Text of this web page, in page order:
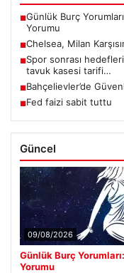
■Günlük Burç
Yorumu
■Chelsea, Milan
■Spor sonrası
tavuk kasesi tarifi…
■Bahçelievler’de
■Fed faizi sabit tuttu
Güncel
09/08/2026
Günlük Burç
Yorumu